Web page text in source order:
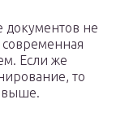
документов не
Если же
то